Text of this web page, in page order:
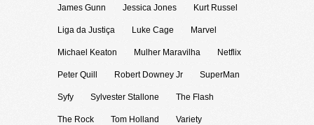
James Gunn Jessica Jones Kurt Russel
Liga da Justiça Luke Cage Marvel
Michael Keaton Mulher Maravilha Netflix
Peter Quill Robert Downey Jr SuperMan
Syfy Sylvester Stallone The Flash
The Rock Tom Holland Variety